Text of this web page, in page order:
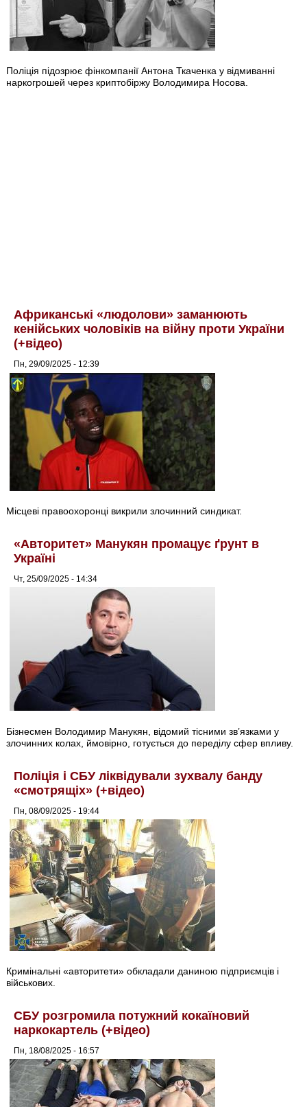
Поліція підозрює фінкомпанії Антона Ткаченка у відмиванні
наркогрошей через криптобіржу Володимира Носова.
Африканські «людолови» заманюють
кенійських чоловіків на війну проти України
(+відео)
Пн, 29/09/2025 - 12:39
Місцеві правоохоронці викрили злочинний синдикат.
«Авторитет» Манукян промацує ґрунт в
Україні
Чт, 25/09/2025 - 14:34
Бізнесмен Володимир Манукян, відомий тісними зв’язками у
злочинних колах, ймовірно, готується до переділу сфер впливу.
Поліція і СБУ ліквідували зухвалу банду
«смотрящіх» (+відео)
Пн, 08/09/2025 - 19:44
Кримінальні «авторитети» обкладали даниною підприємців і
військових.
СБУ розгромила потужний кокаїновий
наркокартель (+відео)
Пн, 18/08/2025 - 16:57